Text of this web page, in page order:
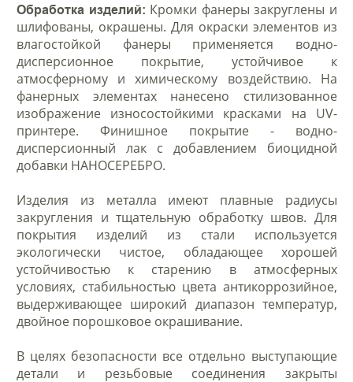
Обработка изделий: Кромки фанеры закруглены и
шлифованы, окрашены. Для окраски элементов из
влагостойкой фанеры применяется водно-
дисперсионное покрытие, устойчивое к
атмосферному и химическому воздействию. На
фанерных элементах нанесено стилизованное
изображение износостойкими красками на UV-
принтере. Финишное покрытие - водно-
дисперсионный лак с добавлением биоцидной
добавки НАНОСЕРЕБРО.
Изделия из металла имеют плавные радиусы
закругления и тщательную обработку швов. Для
покрытия изделий из стали используется
экологически чистое, обладающее хорошей
устойчивостью к старению в атмосферных
условиях, стабильностью цвета антикоррозийное,
выдерживающее широкий диапазон температур,
двойное порошковое окрашивание.
В целях безопасности все отдельно выступающие
детали и резьбовые соединения закрыты